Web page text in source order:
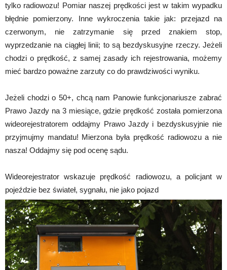
tylko radiowozu! Pomiar naszej prędkości jest w takim wypadku
błędnie pomierzony. Inne wykroczenia takie jak: przejazd na
czerwonym, nie zatrzymanie się przed znakiem stop,
wyprzedzanie na ciągłej linii; to są bezdyskusyjne rzeczy. Jeżeli
chodzi o prędkość, z samej zasady ich rejestrowania, możemy
mieć bardzo poważne zarzuty co do prawdziwości wyniku.
Jeżeli chodzi o 50+, chcą nam Panowie funkcjonariusze zabrać
Prawo Jazdy na 3 miesiące, gdzie prędkość została pomierzona
wideorejestratorem oddajmy Prawo Jazdy i bezdyskusyjnie nie
przyjmujmy mandatu! Mierzona była prędkość radiowozu a nie
nasza! Oddajmy się pod ocenę sądu.
Wideorejestrator wskazuje prędkość radiowozu, a policjant w
pojeździe bez świateł, sygnału, nie jako pojazd